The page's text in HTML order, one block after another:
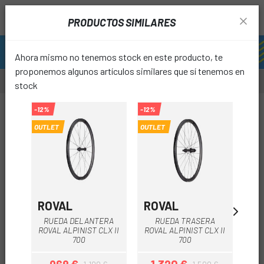
PRODUCTOS SIMILARES
Ahora mismo no tenemos stock en este producto, te
proponemos algunos artículos similares que sí tenemos en
stock
-12%
OUTLET
ROVAL
RUEDA DELANTERA
ROVAL ALPINIST CLX II
700
-12%
OUTLET
ROVAL
RUEDA TRASERA
ROVAL ALPINIST CLX II
700